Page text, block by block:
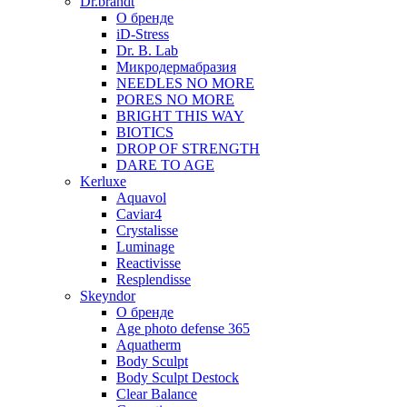
О бренде
iD-Stress
Dr. B. Lab
Микродермабразия
NEEDLES NO MORE
PORES NO MORE
BRIGHT THIS WAY
BIOTICS
DROP OF STRENGTH
DARE TO AGE
Kerluxe
Aquavol
Caviar4
Crystalisse
Luminage
Reactivisse
Resplendisse
Skeyndor
О бренде
Age photo defense 365
Aquatherm
Body Sculpt
Body Sculpt Destock
Clear Balance